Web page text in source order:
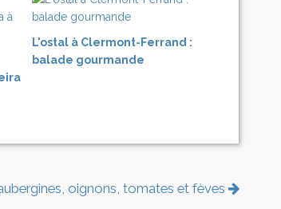
L'ostal à Clermont-Ferrand :
balade gourmande
oignons, tomates et fèves